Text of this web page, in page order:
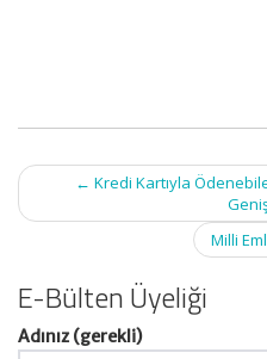
Post
navigation
← Kredi Kartıyla
Milli
E-Bülten Üyeliği
Adınız (gerekli)